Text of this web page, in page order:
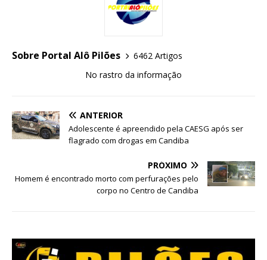
Sobre Portal Alô Pilões
6462 Artigos
No rastro da informação
ANTERIOR
Adolescente é apreendido pela CAESG após ser
flagrado com drogas em Candiba
PRÓXIMO
Homem é encontrado morto com perfurações pelo
corpo no Centro de Candiba